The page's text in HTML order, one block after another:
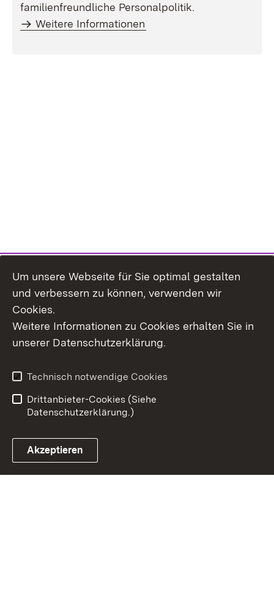
familienfreundliche Personalpolitik.
Weitere Informationen
Erklärung zur
Benutzungshinweise
Um unsere Webseite für Sie optimal gestalten
und verbessern zu können, verwenden wir
Cookies.
Weitere Informationen zu Cookies erhalten Sie in
unserer Datenschutzerklärung.
Technisch notwendige Cookies
Drittanbieter-Cookies (Siehe
Datenschutzerklärung.)
Akzeptieren